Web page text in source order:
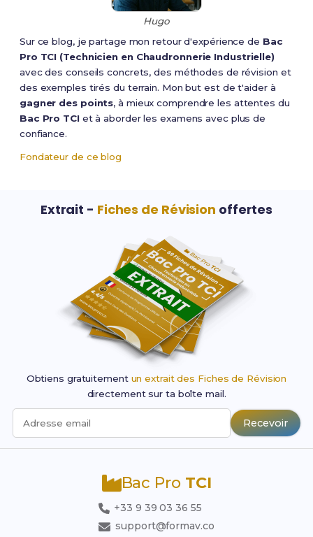
Hugo
Sur ce blog, je partage mon retour d'expérience de Bac
Pro TCI (Technicien en Chaudronnerie Industrielle)
avec des conseils concrets, des méthodes de révision et
des exemples tirés du terrain. Mon but est de t'aider à
gagner des points, à mieux comprendre les attentes du
Bac Pro TCIet à aborder les examens avec plus de
confiance.
Fondateur de ce blog
Extrait - Fiches de Révision offertes
Obtiens gratuitement un extrait des Fiches de Révision
directement sur ta boîte mail.
Adresse email Recevoir
Bac Pro TCI
+33 9 39 03 36 55
support@formav.co